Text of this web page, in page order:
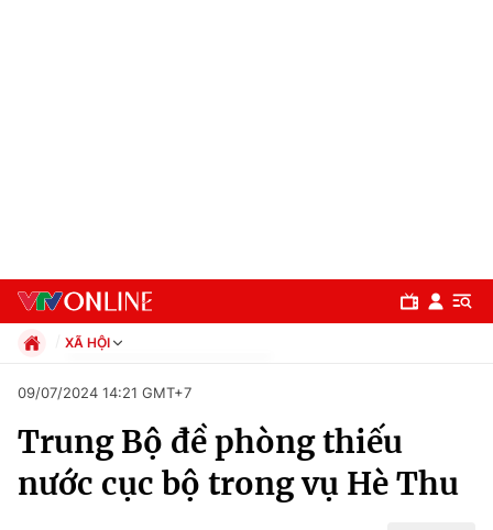
Chuyên mục
Chính trị
XÃ HỘI
Xã hội
Pháp luật
Kinh tế
Thể thao
09/07/2024 14:21 GMT+7
Trung Bộ đề phòng thiếu
nước cục bộ trong vụ Hè Thu